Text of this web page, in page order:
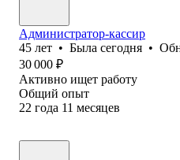
Администратор-кассир
45 лет • Была сегодня •
30 000 ₽
Активно ищет работу
Общий опыт
22 года 11 месяцев